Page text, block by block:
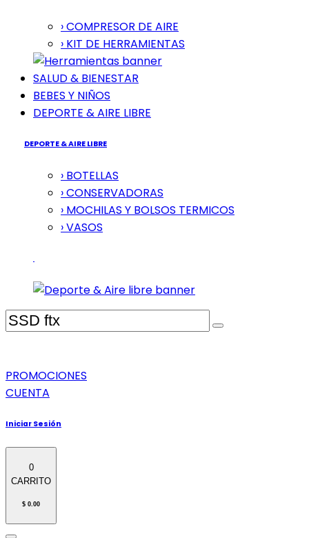
› COMPRESOR DE AIRE
› KIT DE HERRAMIENTAS
SALUD & BIENESTAR
BEBES Y NIÑOS
DEPORTE & AIRE LIBRE
DEPORTE & AIRE LIBRE
› BOTELLAS
› CONSERVADORAS
› MOCHILAS Y BOLSOS TERMICOS
› VASOS
PROMOCIONES
CUENTA
Iniciar Sesión
0
CARRITO
$ 0.00